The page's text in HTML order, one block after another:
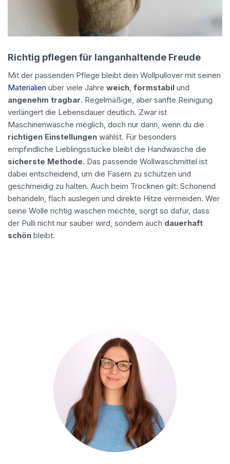
Richtig pflegen für langanhaltende Freude
Mit der passenden Pflege bleibt dein Wollpullover mit seinen
Materialien über viele Jahre weich formstabil und
angenehm tragbar. Regelmäßige, aber sanfte Reinigung
verlängert die Lebensdauer deutlich. Zwar ist
Maschinenwäsche möglich, doch nur dann, wenn du die
richtigen Einstellungen wählst. Für besonders
empfindliche Lieblingsstücke bleibt die Handwäsche die
sicherste Methode. Das passende Wollwaschmittel ist
dabei entscheidend, um die Fasern zu schützen und
geschmeidig zu halten. Auch beim Trocknen gilt: Schonend
behandeln, flach auslegen und direkte Hitze vermeiden. Wer
seine Wolle richtig waschen möchte, sorgt so dafür, dass
der Pulli nicht nur sauber wird, sondern auch dauerhaft
schön bleibt.